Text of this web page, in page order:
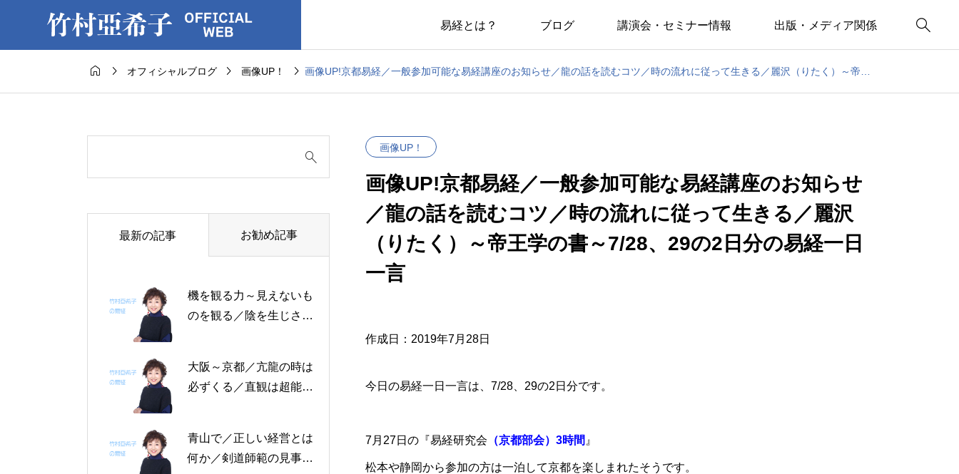
易経とは？ ブログ 講演会・セミナー情報 出版・メディア関係 
  オフィシャルブログ  画像UP！ 
画像UP！
画像UP!京都易経／一般参加可能な易経講座のお知らせ
／龍の話を読むコツ／時の流れに従って生きる／麗沢
（りたく）～帝王学の書～7/28、29の2日分の易経一日
一言
作成日：2019年7月28日
今日の易経一日一言は、7/28、29の2日分です。
7月27日の 『易経研究会 （京都部会）3時間 』
松本や静岡から参加の方は一泊して京都を楽しまれたそうです。
最新の記事 お勧め記事
機を観る力～見えないも
のを観る／陰を生じさせ
月4日～2月8日の5日分
の易経一日一言
大阪～京都／亢龍の時は
必ずくる／直観は超能力
月3日の5日分の易経一日
一言
青山で／正しい経営とは
何か／剣道師範の見事な